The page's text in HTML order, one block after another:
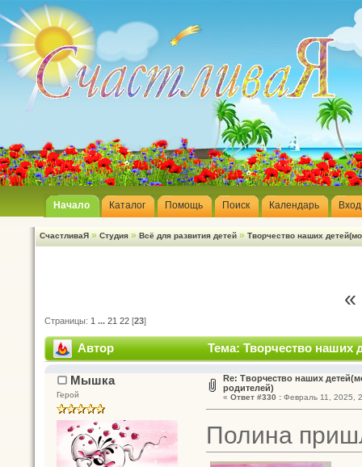
Начало Каталог Помощь Поиск Календарь Вход
СчастливаЯ » Студия » Всё для развития детей » Творчество наших
Страницы: 1 ... 21 22 [23]
Автор Тема: Творчество наших
Мышка
Герой
Re: Творчество наших
родителей)
« Ответ #330 :Февраль 11, 2025,
Полина